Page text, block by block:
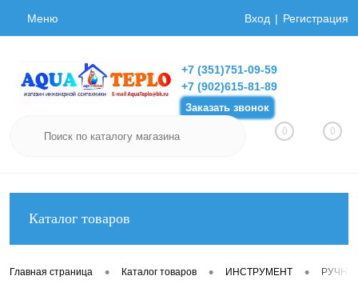
Меню Вход Регистрация
+7 (351)751-09-59
+7 (902)615-81-89
Заказать звонок
0 0
Каталог товаров
Главная страница • Каталог товаров • ИНСТРУМЕНТ •